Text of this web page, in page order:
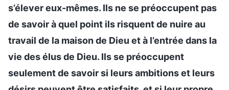
s’élever eux-mêmes. Ils ne se préoccupent pas
de savoir à quel point ils risquent de nuire au
travail de la maison de Dieu et à l’entrée dans la
vie des élus de Dieu. Ils se préoccupent
seulement de savoir si leurs ambitions et leurs